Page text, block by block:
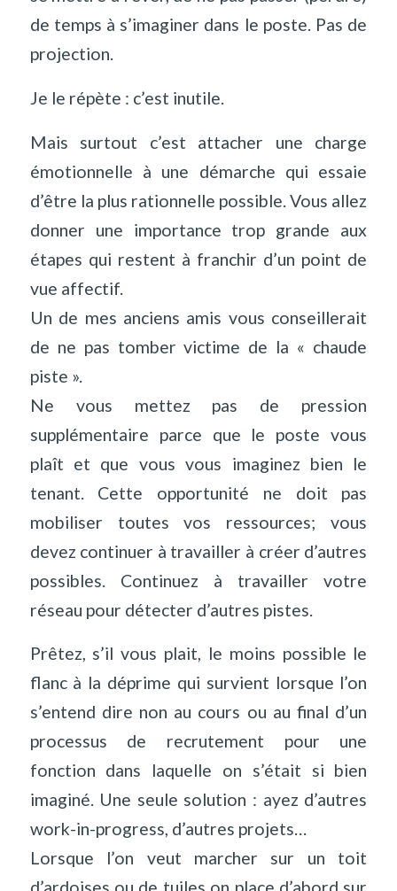
de temps à s’imaginer dans le poste. Pas de
projection.
Je le répète : c’est inutile.
Mais surtout c’est attacher une charge
émotionnelle à une démarche qui essaie
d’être la plus rationnelle possible. Vous allez
donner une importance trop grande aux
étapes qui restent à franchir d’un point de
vue affectif.
Un de mes anciens amis vous conseillerait
de ne pas tomber victime de la « chaude
piste ».
Ne vous mettez pas de pression
supplémentaire parce que le poste vous
plaît et que vous vous imaginez bien le
tenant. Cette opportunité ne doit pas
mobiliser toutes vos ressources; vous
devez continuer à travailler à créer d’autres
possibles. Continuez à travailler votre
réseau pour détecter d’autres pistes.
Prêtez, s’il vous plait, le moins possible le
flanc à la déprime qui survient lorsque l’on
s’entend dire non au cours ou au final d’un
processus de recrutement pour une
fonction dans laquelle on s’était si bien
imaginé. Une seule solution : ayez d’autres
work-in-progress, d’autres projets…
Lorsque l’on veut marcher sur un toit